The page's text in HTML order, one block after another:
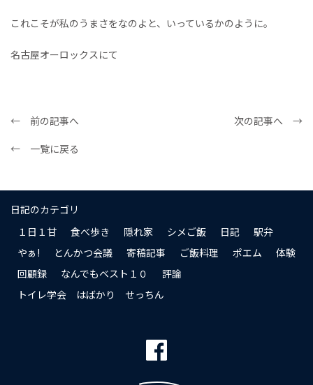
これこそが私のうまさをなのよと、いっているかのように。
名古屋オーロックスにて
← 前の記事へ
次の記事へ →
← 一覧に戻る
日記のカテゴリ
１日１甘
食べ歩き 隠れ家 シメご飯 日記
駅弁
やぁ!
とんかつ会議 寄稿記事 ご飯料理 ポエム
体験
回顧録
なんでもベスト１０
評論
トイレ学会 はばかり せっちん